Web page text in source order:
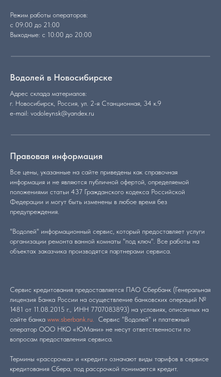
Режим работы операторов:
с 09:00 до 21:00
Выходные: с 10:00 до 20:00
Водолей в Новосибирске
Адрес склада материалов:
г. Новосибирск, Россия, ул. 2-я Станционная, 34 к.9
e-mail: vodoleynsk@yandex.ru
Правовая информация
Все цены, указанные на сайте приведены как справочная
информация и не являются публичной офертой, определяемой
положениями статьи 437 Гражданского кодекса Российской
Федерации и могут быть изменены в любое время без
предупреждения.
"Водолей" информационный сервис, который предоставляет услуги
организации ремонта ванной комнаты "под ключ". Все работы на
объектах заказчика производятся партнерами сервиса.
Сервис кредитования предоставляется ПАО Сбербанк (Генеральная
лицензия Банка России на осуществление банковских операций №
1481 от 11.08.2015 г., ИНН 7707083893) на условиях, описанных на
сайте банка www.sberbank.ru. Сервис "Водолей" и платежный
оператор ООО НКО «ЮМани» не несут ответственности по
вопросам предоставления сервиса.
Термины «рассрочка» и «кредит» означают виды тарифов в сервисе
кредитования Сбера, под рассрочкой понимается кредит.